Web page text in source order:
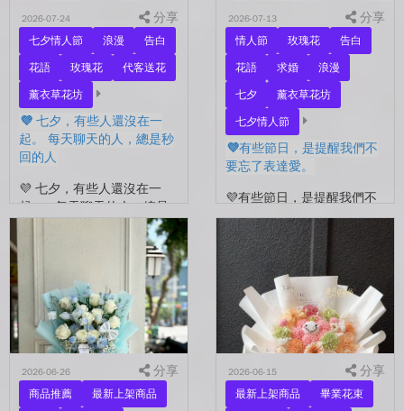
2026-07-24 分享
七夕情人節 浪漫
告白
花語
玫瑰花
代客送花
薰衣草花坊
💜 七夕，有些人還沒在一
起。 每天聊天的人，總是秒
回的人
💜 七夕，有些人還沒在一
起。 每天聊天的人，總是
秒回的人， 會記得你愛喝什
麼、喜歡什麼的人。 你們
沒有說過喜歡，卻早已習慣
彼此存在。 七夕快到...
2026-07-13 分享
情人節 玫瑰花
告白
花語
求婚
浪漫
七夕
薰衣草花坊
七夕情人節
💜有些節日，是提醒我們不
要忘了表達愛。
💜有些節日，是提醒我們不
要忘了表達愛。 平常的日
子，總是忙著工作、忙著生
活。 那些想說的謝謝、想
說的辛苦了、想說的我愛
你。 常常就這樣，留到了
下...
2026-06-26 分享
商品推薦
最新上架商品
2026-06-15 分享
最新上架商品
畢業花束